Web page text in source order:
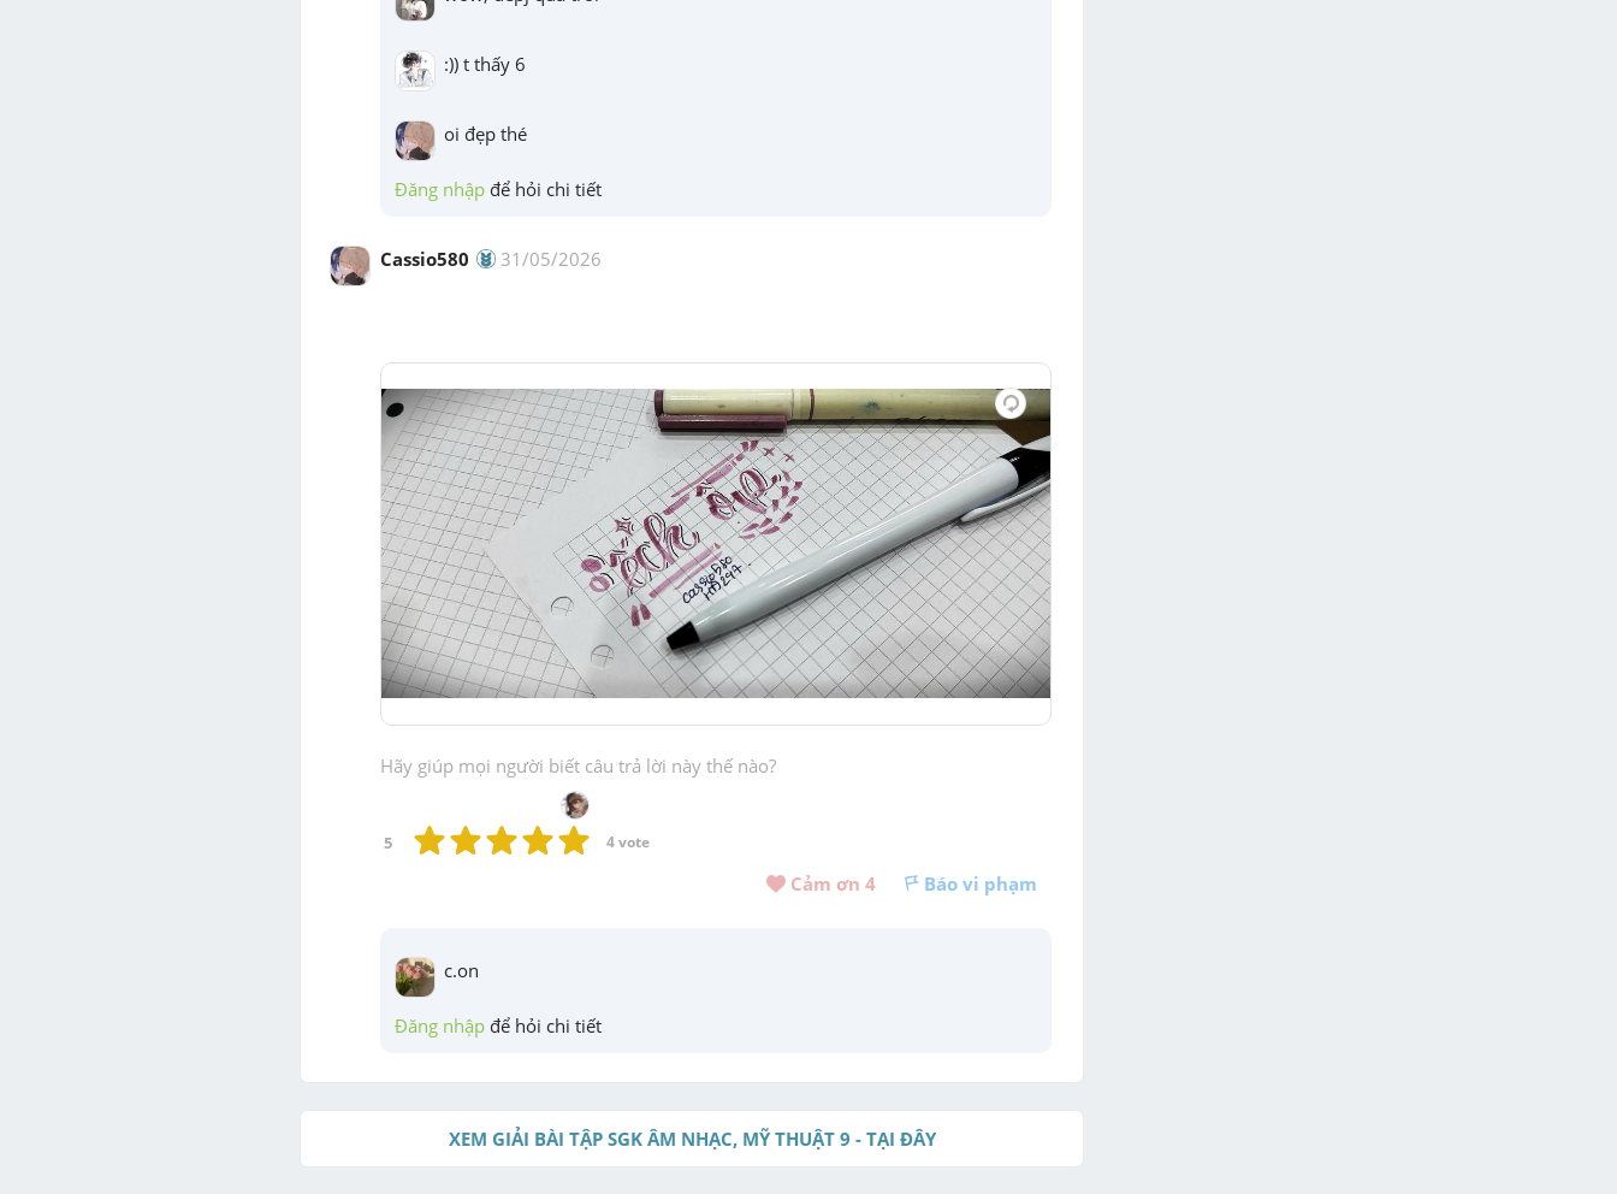
:)) t thấy 6
oi đẹp thé
Đăng nhập để hỏi chi tiết
Cassio580 31/05/2026
Hãy giúp mọi người biết câu trả lời này thế nào?
5 4 vote
Cảm ơn 4 Báo vi phạm
c.on
Đăng nhập để hỏi chi tiết
XEM GIẢI BÀI TẬP SGK ÂM NHẠC, MỸ THUẬT 9 - TẠI ĐÂY